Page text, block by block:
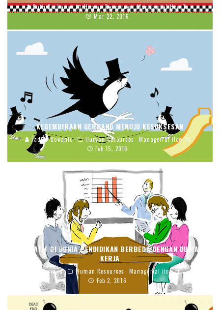
Ruth Berliana Human Resources
Managerial How To
Mar 22, 2016
KEGEMBIRAAN GERBANG MENUJU KESUKSESAN
Fadjar Dewanto Human Resources
Managerial How To
Feb 15, 2016
KREATIF DI DUNIA PENDIDIKAN BERBEDA DENGAN DUNIA
KERJA
blj.co.id Human Resources
Managerial How To
Feb 2, 2016